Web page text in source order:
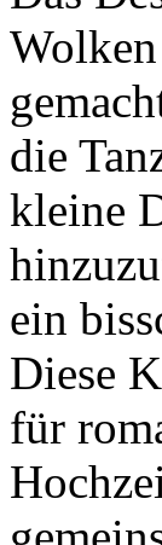
die
kleine
ein
Diese
für